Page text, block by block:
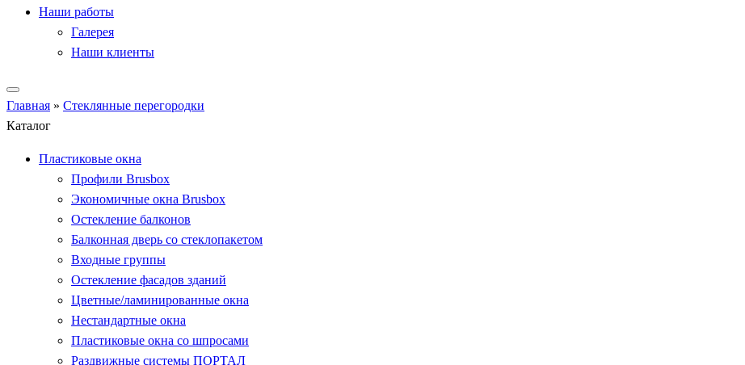
Наши работы
Галерея
Наши клиенты
Главная » Стеклянные перегородки
Каталог
Пластиковые окна
Профили Brusbox
Экономичные окна Brusbox
Остекление балконов
Балконная дверь со стеклопакетом
Входные группы
Остекление фасадов зданий
Цветные/ламинированные окна
Нестандартные окна
Пластиковые окна со шпросами
Раздвижные системы ПОРТАЛ